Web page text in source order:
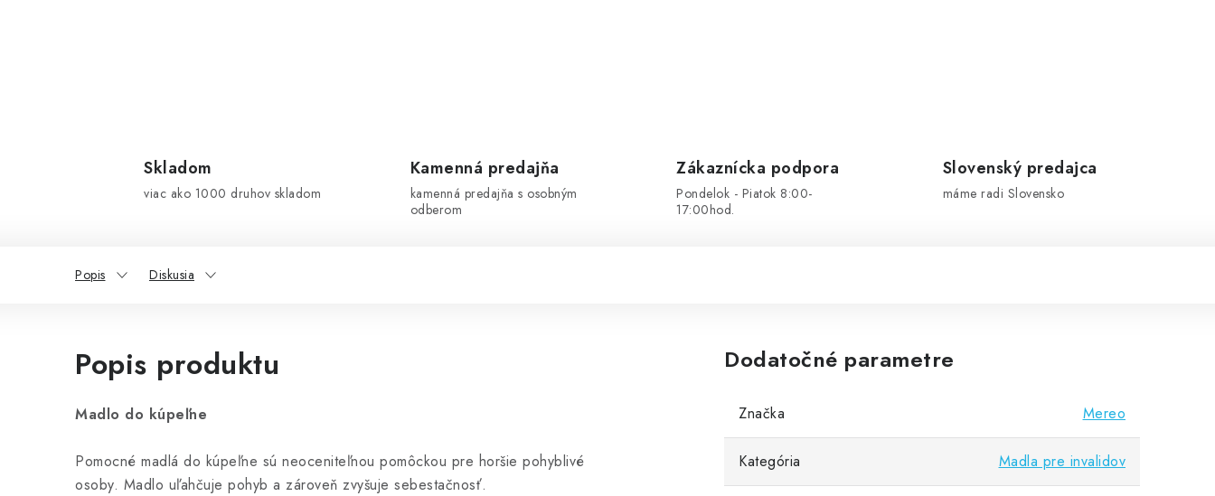
Skladom
viac ako 1000 druhov skladom
Kamenná predajňa
kamenná predajňa s osobným
odberom
Zákaznícka podpora
Pondelok - Piatok 8:00-
17:00hod.
Slovenský predajca
máme radi Slovensko
Popis Diskusia
Popis produktu
Madlo do kúpeľne
Pomocné madlá do kúpeľne sú neoceniteľnou pomôckou pre horšie pohyblivé
osoby. Madlo uľahčuje pohyb a zároveň zvyšuje sebestačnosť.
Dodatočné parametre
Značka Mereo
Kategória Madla pre invalidov